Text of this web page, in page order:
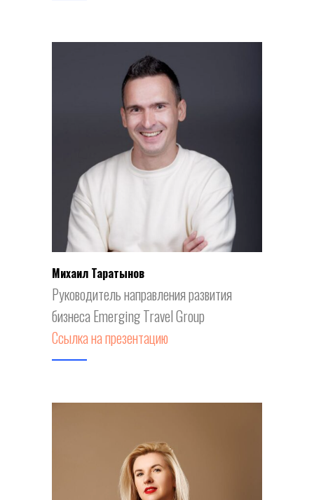
Михаил Таратынов
Руководитель направления развития
бизнеса Emerging Travel Group
Ссылка на презентацию